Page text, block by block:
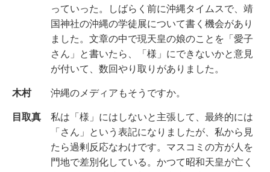
っていった。しばらく前に沖縄タイムスで、靖
国神社の沖縄の学徒展について書く機会があり
ました。文章の中で現天皇の娘のことを「愛子
さん」と書いたら、「様」にできないかと意見
が付いて、数回やり取りがありました。
木村 沖縄のメディアもそうですか。
目取真
私は「様」にはしないと主張して、最終的には
「さん」という表記になりましたが、私から見
たら過剰反応なわけです。マスコミの方が人を
門地で差別化している。かつて昭和天皇が亡く